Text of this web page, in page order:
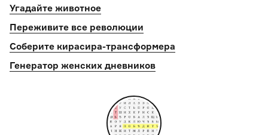
Угадайте животное
Переживите все революции
Соберите кирасира-трансформера
Генератор женских дневников